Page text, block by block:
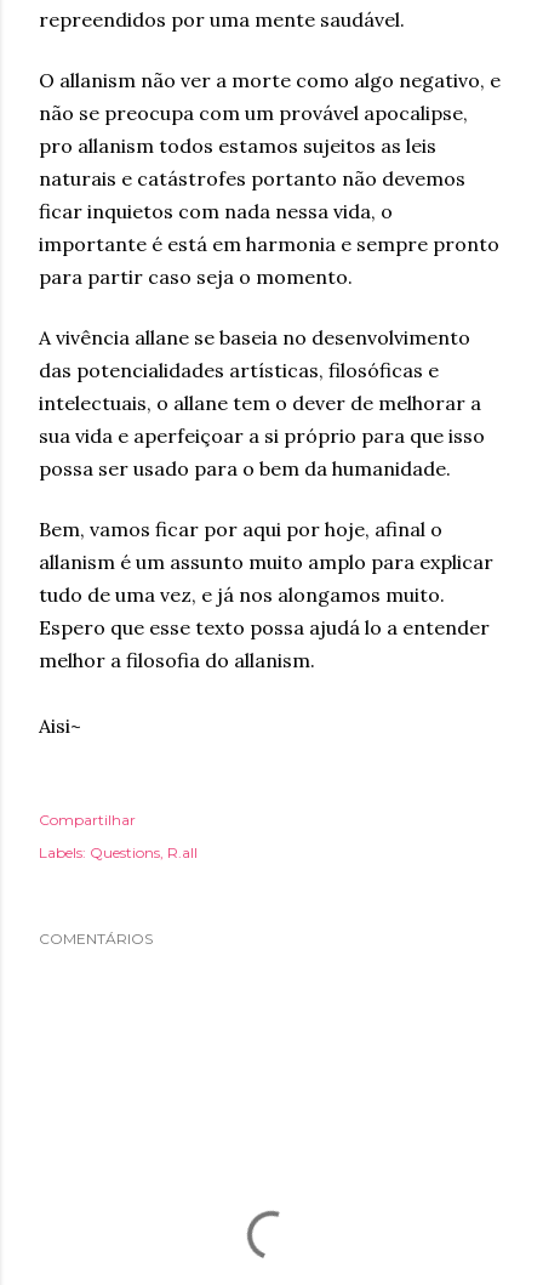
repreendidos por uma mente saudável.
O allanism não ver a morte como algo negativo, e
não se preocupa com um provável apocalipse,
pro allanism todos estamos sujeitos as leis
naturais e catástrofes portanto não devemos
ficar inquietos com nada nessa vida, o
importante é está em harmonia e sempre pronto
para partir caso seja o momento.
A vivência allane se baseia no desenvolvimento
das potencialidades artísticas, filosóficas e
intelectuais, o allane tem o dever de melhorar a
sua vida e aperfeiçoar a si próprio para que isso
possa ser usado para o bem da humanidade.
Bem, vamos ficar por aqui por hoje, afinal o
allanism é um assunto muito amplo para explicar
tudo de uma vez, e já nos alongamos muito.
Espero que esse texto possa ajudá lo a entender
melhor a filosofia do allanism.
Aisi~
Compartilhar
Labels: Questions R.all
COMENTÁRIOS